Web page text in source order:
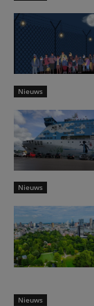
Nieuws
Nieuws
Nieuws